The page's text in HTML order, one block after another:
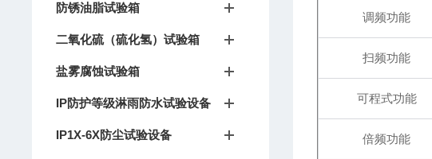
防锈油脂试验箱
二氧化硫（硫化氢）试验箱
盐雾腐蚀试验箱
IP防护等级淋雨防水试验设备
IP1X-6X防尘试验设备
调频功能
扫频功能
可程式功能
倍频功能